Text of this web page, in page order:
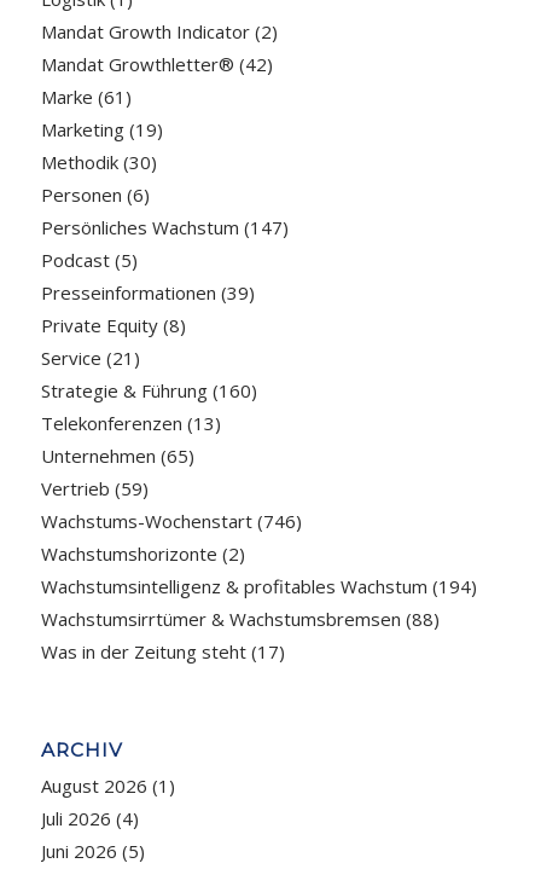
Mandat Growth Indicator(2)
Mandat Growthletter® (42)
Marke (61)
Marketing(19)
Methodik(30)
Personen (6)
Persönliches Wachstum (147)
Podcast(5)
Presseinformationen (39)
Private Equity(8)
Service (21)
Strategie & Führung(160)
Telekonferenzen (13)
Unternehmen (65)
Vertrieb (59)
Wachstums-Wochenstart(746)
Wachstumshorizonte (2)
Wachstumsintelligenz & profitables Wachstum (194)
Wachstumsirrtümer & Wachstumsbremsen (88)
Was in der Zeitung steht(17)
ARCHIV
August 2026 (1)
Juli 2026 (4)
Juni 2026 (5)